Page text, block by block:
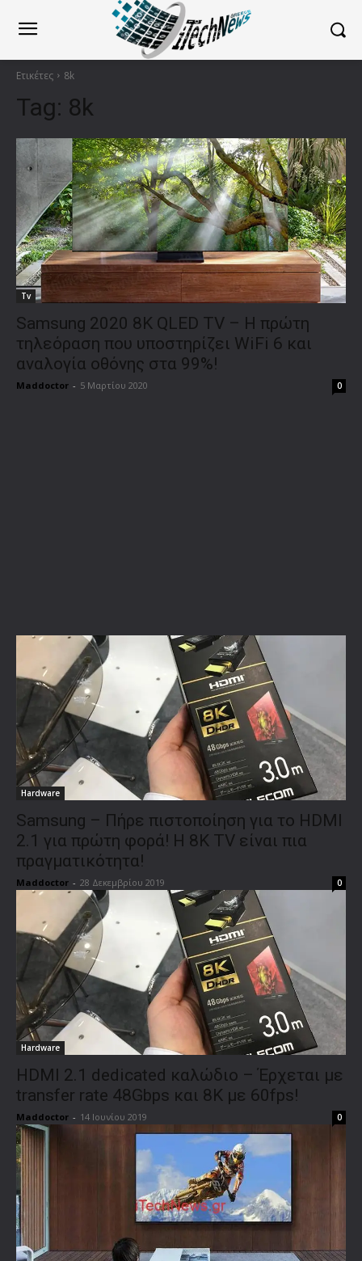
Ετικέτες 8k
Tag: 8k
Tv
Samsung 2020 8K QLED TV – Η πρώτη
τηλεόραση που υποστηρίζει WiFi 6 και
αναλογία οθόνης στα 99%!
Maddoctor - 5 Μαρτίου 2020 0
Hardware
Samsung – Πήρε πιστοποίηση για το HDMI
2.1 για πρώτη φορά! Η 8K TV είναι πια
πραγματικότητα!
Maddoctor - 28 Δεκεμβρίου 2019 0
Hardware
HDMI 2.1 dedicated καλώδιο – Έρχεται με
transfer rate 48Gbps και 8K με 60fps!
Maddoctor - 14 Ιουνίου 2019 0